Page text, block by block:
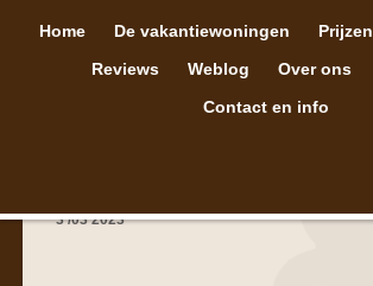
Home De vakantiewoningen Prijzen
Reviews
Weblog Over ons
Contact en info
3 /03 2023